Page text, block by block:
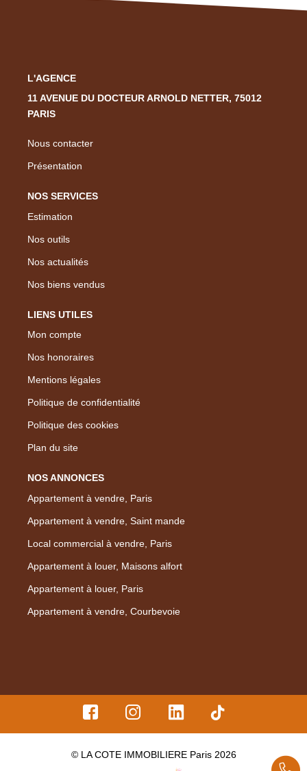
L'AGENCE
11 AVENUE DU DOCTEUR ARNOLD NETTER, 75012
PARIS
Nous contacter
Présentation
NOS SERVICES
Estimation
Nos outils
Nos actualités
Nos biens vendus
LIENS UTILES
Mon compte
Nos honoraires
Mentions légales
Politique de confidentialité
Politique des cookies
Plan du site
NOS ANNONCES
Appartement à vendre, Paris
Appartement à vendre, Saint mande
Local commercial à vendre, Paris
Appartement à louer, Maisons alfort
Appartement à louer, Paris
Appartement à vendre, Courbevoie
© LA COTE IMMOBILIERE Paris 2026